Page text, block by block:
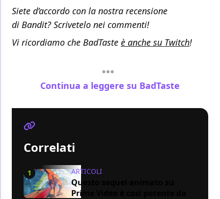
Siete d’accordo con la nostra recensione
di Bandit? Scrivetelo nei commenti!
Vi ricordiamo che BadTaste è anche su Twitch!
Continua a leggere su BadTaste
Correlati
1 ARTICOLI
Questo sequel animato su
Prime Video è così potente da